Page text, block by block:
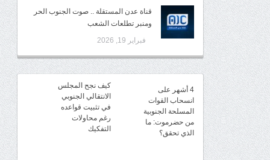
قناة عدن المستقلة .. صوت الجنوب الحر
ومنبر تطلعات الشعب
فبراير 19, 2026
4 أشهر على
انسحاب القوات
المسلحة الجنوبية
من حضرموت: ما
الذي تحقق؟
كيف نجح المجلس
الانتقالي الجنوبي
في تثبيت قواعده
رغم محاولات
التفكيك